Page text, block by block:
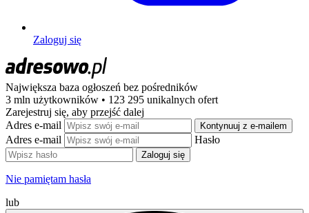
Zaloguj się
Największa baza ogłoszeń bez pośredników
3 mln użytkowników • 123 295 unikalnych ofert
Zarejestruj się, aby przejść dalej
Adres e-mail
Kontynuuj z e-mailem
Adres e-mail Hasło
Zaloguj się
Nie pamiętam hasła
lub